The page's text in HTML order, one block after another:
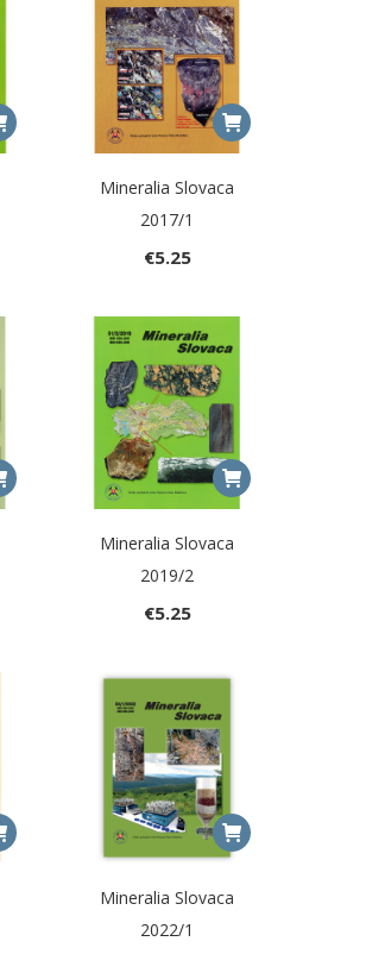
Mineralia Slovaca
2017/1
€5.25
Mineralia Slovaca
2019/2
€5.25
Mineralia Slovaca
2022/1